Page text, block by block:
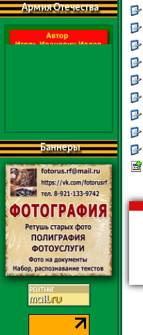
Армия Отечества
Баннеры